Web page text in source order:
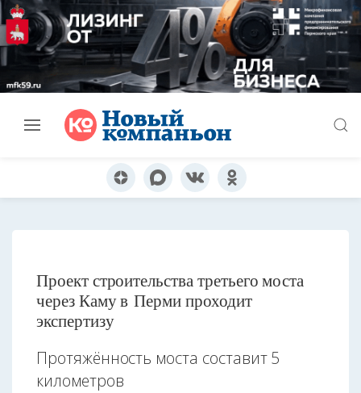
Проект строительства третьего моста
через Каму в Перми проходит
экспертизу
Протяжённость моста составит 5
километров